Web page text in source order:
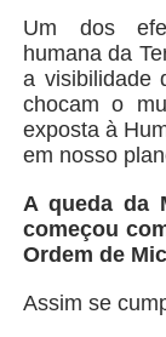
Um dos
humana da
a visibilidade
chocam o
exposta à
em nosso
A queda da
começou
Ordem de
Assim se